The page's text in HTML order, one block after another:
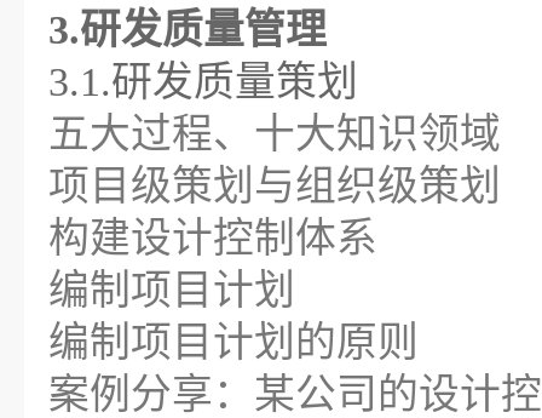
3.研发质量管理
3.1.研发质量策划
五大过程、十大知识领域
项目级策划与组织级策划
构建设计控制体系
编制项目计划
编制项目计划的原则
案例分享：某公司的设计